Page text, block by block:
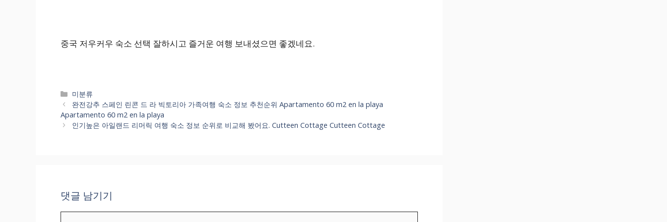
중국 저우커우 숙소 선택 잘하시고 즐거운 여행 보내셨으면 좋겠네요.
카
테
고
리
미분류
완전강추 스페인 린콘 드 라 빅토리아 가족여행 숙소 정보 추천순위 Apartamento 60 m2 en la playa
Apartamento 60 m2 en la playa
인기높은 아일랜드 리머릭 여행 숙소 정보 순위로 비교해 봤어요. Cutteen Cottage Cutteen Cottage
댓글 남기기